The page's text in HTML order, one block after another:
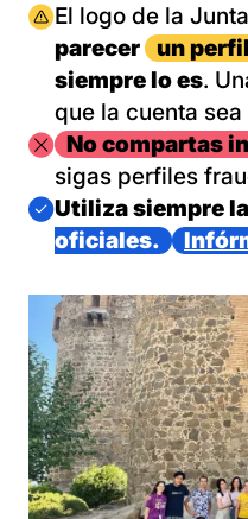
Imagen
El logo de la
parecer
un
siempre lo es.
que la cuenta
ImagenNo compartas
sigas perfiles
Imagen
Utiliza siempre
oficiales.